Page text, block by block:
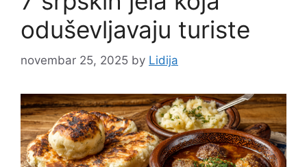
oduševljavaju turiste
novembar 25, 2025 by Lidija